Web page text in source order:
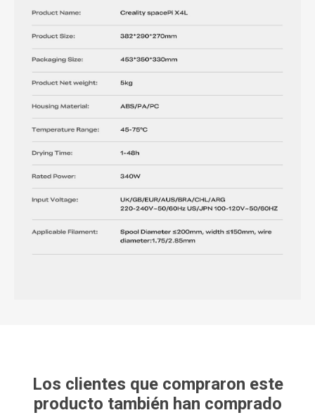
Los clientes que compraron este
producto también han comprado